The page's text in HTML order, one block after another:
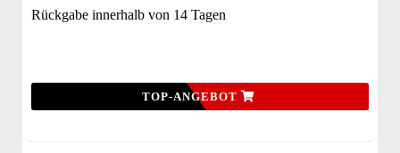
Rückgabe innerhalb von 14 Tagen
TOP-ANGEBOT